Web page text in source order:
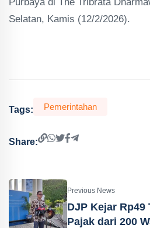
Selatan, Kamis (12/2/2026).
Tags: Pemerintahan
Share:
Previous News
DJP Kejar
Pajak dari 200